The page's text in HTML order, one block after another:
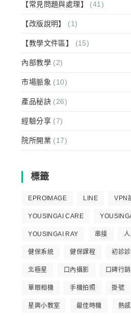
【常見問題與處理】 (41)
【改版說明】 (1)
【教學文件區】 (15)
內部教學 (2)
市場脈象 (10)
產品秘訣 (26)
經驗分享 (7)
院所開業 (17)
標籤
EPROIMAGE LINE VPN
YOUSINGAI CARE
YOUSINGAI RAY 串接
健保系統 健保課程 初診
北極星 口內攝影 口碑行銷
單眼相機 手機拍照 掛號
星興小教室 最佳時機 熱